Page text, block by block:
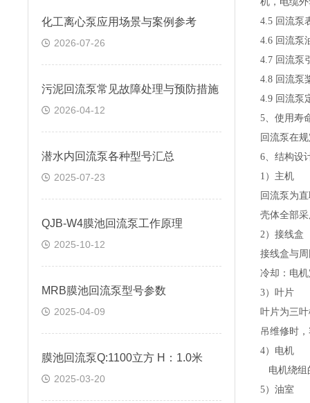
化工离心泵应用场景与案例参考
2026-07-26
污泥回流泵常见故障处理与预防措施
2026-04-12
潜水内回流泵各种型号汇总
2025-07-23
QJB-W4膜池回流泵工作原理
2025-10-12
MRB膜池回流泵型号参数
2025-04-09
膜池回流泵Q:1100立方 H：1.0米
2025-03-20
4.5 回流泵
4.6 回流泵
4.7 回流泵
4.8 回流泵
4.9 回流泵
5、使用寿
回流泵在
6、结构设
1 ）主机
回流泵为
壳体全部
2）接线盒
接线盒与
冷却：电
3）叶片
叶片为三
吊维修时
4）电机
电机绕组
5）油室